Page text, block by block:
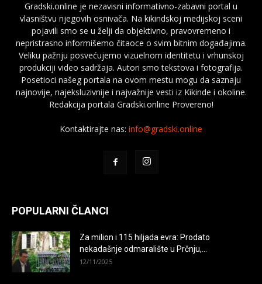
Gradski.online je nezavisni informativno-zabavni portal u
vlasništvu njegovih osnivača. Na kikindskoj medijskoj sceni
pojavili smo se u želji da objektivno, pravovremeno i
nepristrasno informišemo čitaoce o svim bitnim događajima.
Veliku pažnju posvećujemo vizuelnom identitetu i vrhunskoj
produkciji video sadržaja. Autori smo tekstova i fotografija.
Posetioci našeg portala na ovom mestu mogu da saznaju
najnovije, najeksluzivnije i najvažnije vesti iz Kikinde i okoline.
Redakcija portala Gradski.online Provereno!
Kontaktirajte nas: info@gradski.online
POPULARNI ČLANCI
Za milion i 115 hiljada evra: Prodato
nekadašnje odmaralište u Prčnju,...
12/11/2025